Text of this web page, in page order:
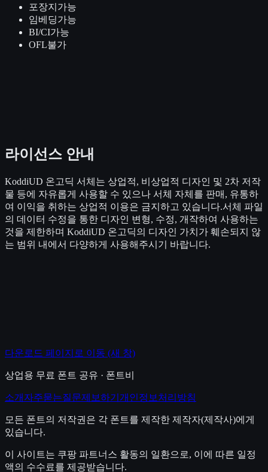
포장지 가능
임베딩가능
BI/CI가능
OFL불가
라이선스 안내
KoddiUD 온고딕 서체는 상업적, 비상업적 디자인 및 2차 저작
물 등에 자유롭게 사용할 수 있으나 서체 자체를 판매, 유통하
여 이익을 취하는 상업적 이용은 금지하고 있습니다.서체 파일
의 데이터 수정을 통한 디자인 변형, 수정, 개작하여 사용하는
것을 제한하며 KoddiUD 온고딕의 디자인 가치가 훼손되지 않
는 범위 내에서 다양하게 사용해주시기 바랍니다.
다운로드 페이지로 이동 (새 창)
상업용 무료 폰트 공유 · 폰트비
소개 자주묻는질문제보하기 개인정보처리방침
모든 폰트의 저작권은 각 폰트를 제작한 제작자(제작사)에게
있습니다.
이 사이트는 쿠팡 파트너스 활동의 일환으로, 이에 따른 일정
액의 수수료를 제공받습니다.